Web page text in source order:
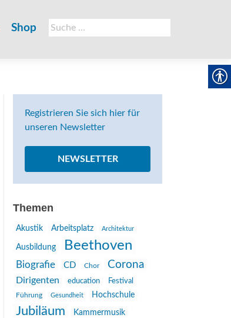
Suche
nach:
Shop
Registrieren Sie sich hier für
unseren Newsletter
NEWSLETTER
Themen
Akustik Arbeitsplatz Architektur
Ausbildung Beethoven
Biografie CD Chor Corona
Dirigenten education
Festival
Führung
Gesundheit Hochschule
Jubiläum Kammermusik